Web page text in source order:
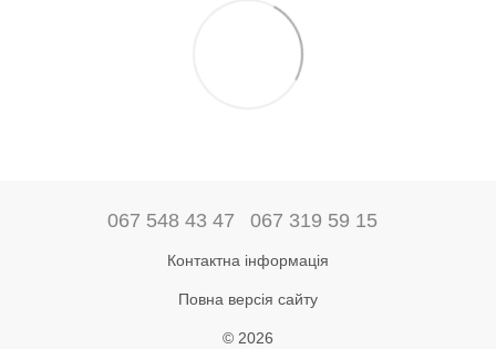
067 548 43 47 067 319 59 15
Контактна інформація
Повна версія сайту
© 2026